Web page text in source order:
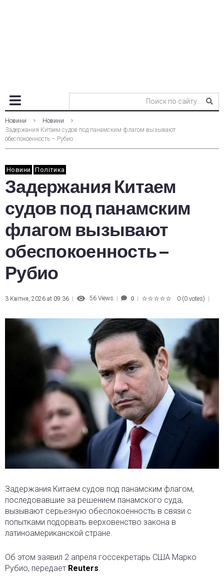
Новини
Новини
Задержания Китаем судов под панамским флагом вызывают
обеспокоенность – Рубио
Новини Політика
Задержания Китаем
судов под панамским
флагом вызывают
обеспокоенность –
Рубио
3 Квітня, 2026 at 09:36 56 Views 0 0 (0 votes)
Задержания Китаем судов под панамским флагом,
последовавшие за решением панамского суда,
вызывают серьезную обеспокоенность в связи с
попытками подорвать верховенство закона в
латиноамериканской стране.
Об этом заявил 2 апреля госсекретарь США Марко
Рубио, передает Reuters.